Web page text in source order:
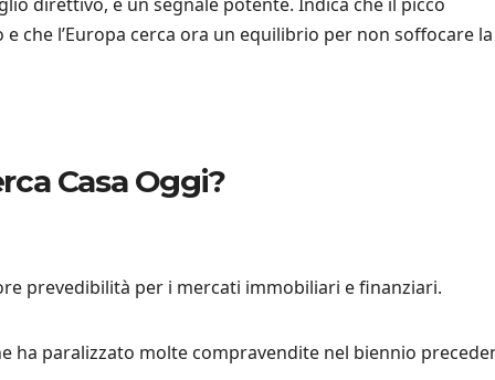
che l’Europa cerca ora un equilibrio per non soffocare la
Casa Oggi?
prevedibilità per i mercati immobiliari e finanziari.
ha paralizzato molte compravendite nel biennio